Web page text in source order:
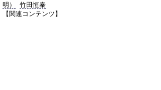
明）
竹田恒泰
【関連コンテンツ】